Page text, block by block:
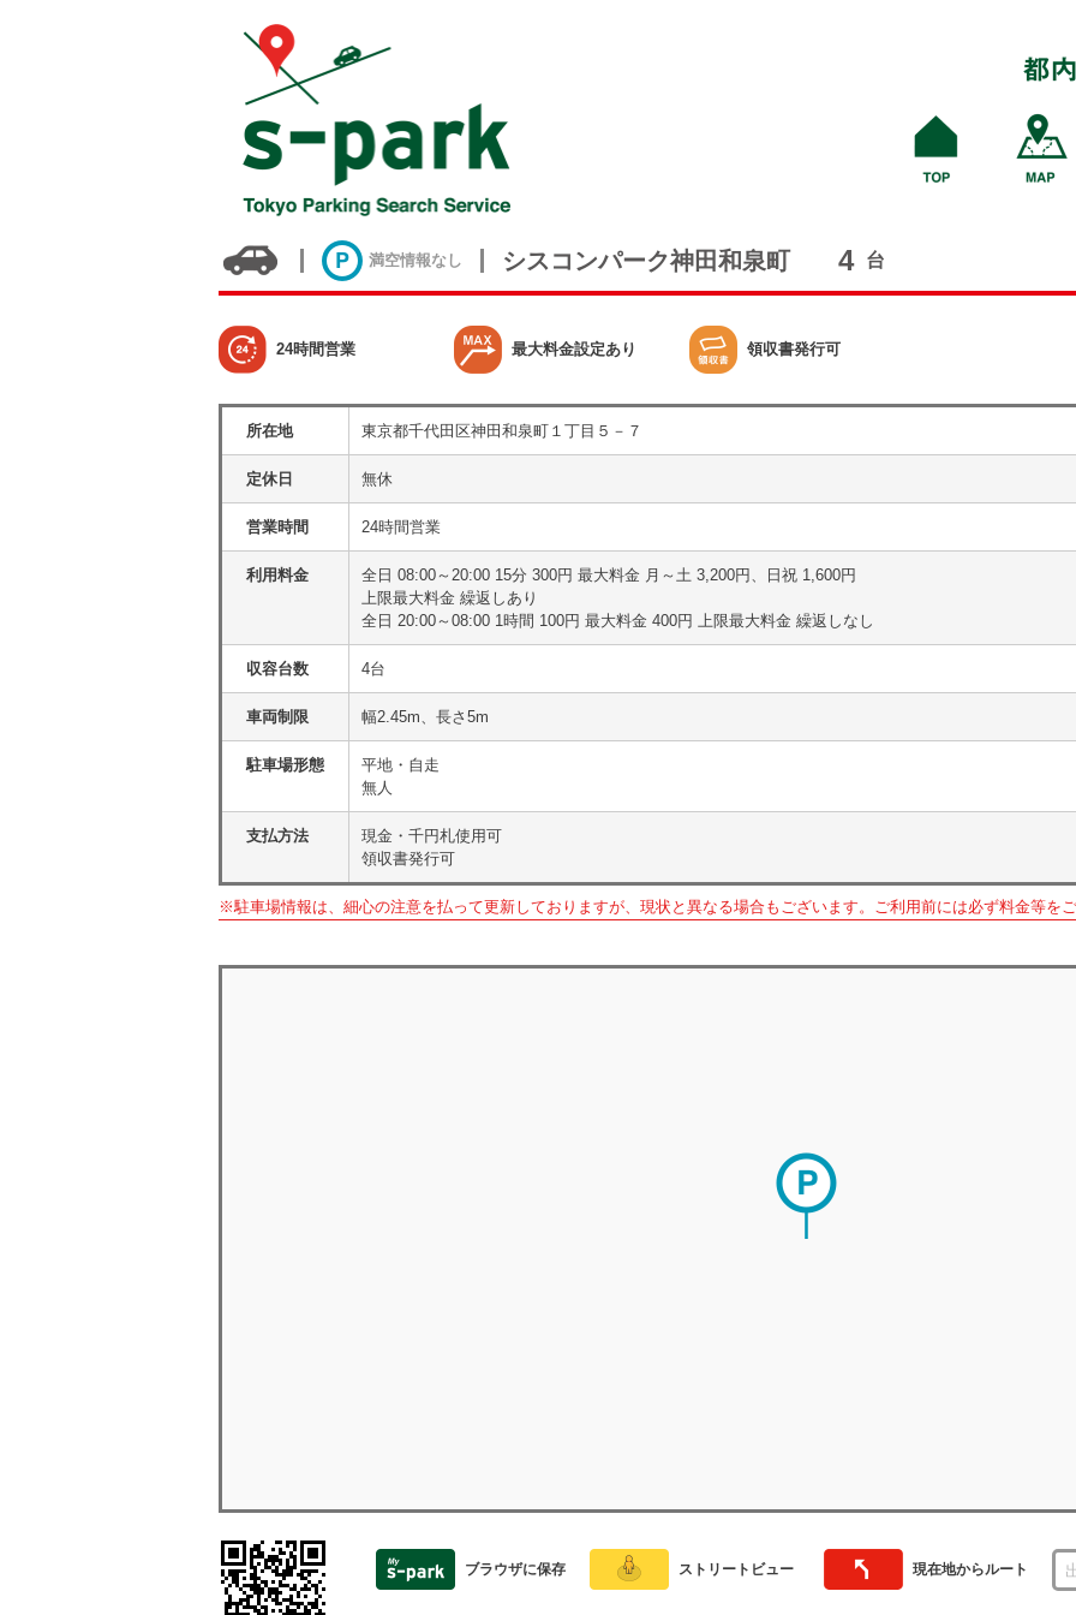
満空情報なし シスコンパーク神田和泉町 4 台
24時間営業 最大料金設定あり 領収書発行可
所在地 東京都千代田区神田和泉町１丁目５－７
定休日 無休
営業時間 24時間営業
利用料金
全日 08:00～20:00 15分 300円 最大料金 月～土 3,200円、日祝 1,600円
上限最大料金 繰返しあり
全日 20:00～08:00 1時間 100円 最大料金 400円 上限最大料金 繰返しなし
収容台数 4台
車両制限 幅2.45m、長さ5m
駐車場形態
平地・自走
無人
支払方法
現金・千円札使用可
領収書発行可
※駐車場情報は、細心の注意を払って更新しておりますが、現状と異なる場合もございます。ご利用前には必ず料金等をご
ブラウザに保存 ストリートビュー 現在地からルート